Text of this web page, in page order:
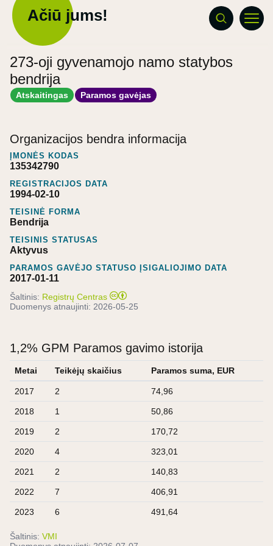
Ačiū jums!
273-oji gyvenamojo namo statybos
bendrija
Atskaitingas Paramos gavėjas
Organizacijos bendra informacija
ĮMONĖS KODAS
135342790
REGISTRACIJOS DATA
1994-02-10
TEISINĖ FORMA
Bendrija
TEISINIS STATUSAS
Aktyvus
PARAMOS GAVĖJO STATUSO ĮSIGALIOJIMO DATA
2017-01-11
Šaltinis: Registrų Centras
Duomenys atnaujinti: 2026-05-25
1,2% GPM Paramos gavimo istorija
Metai Teikėjų skaičius Paramos suma, EUR
2017 2 74,96
2018 1 50,86
2019 2 170,72
2020 4 323,01
2021 2 140,83
2022 7 406,91
2023 6 491,64
Šaltinis: VMI